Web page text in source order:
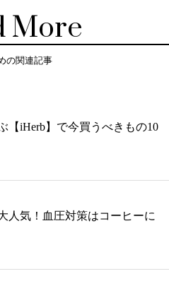
More
の関連記事
【iHerb】で今買うべきもの10
人気！血圧対策はコーヒーに